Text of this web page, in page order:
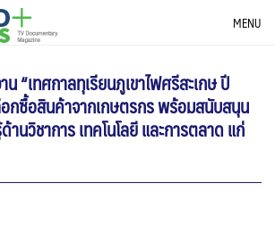
MENU
“เทศกาลทุเรียนภูเขาไฟศรีสะเกษ ปี
กซื้อสินค้าจากเกษตรกร พร้อมสนับสนุน
นวิชาการ เทคโนโลยี และการตลาด แก่